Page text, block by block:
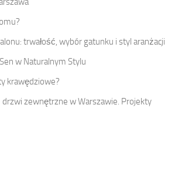
trwałość, wybór gatunku i styl aranżacji
w Naturalnym Stylu
krawędziowe?
zewnętrzne w Warszawie. Projekty